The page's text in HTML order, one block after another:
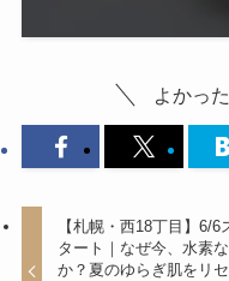
よかっ
【札幌・西18丁目】6/6
タート｜なぜ今、水素
か？夏のゆらぎ肌をリ